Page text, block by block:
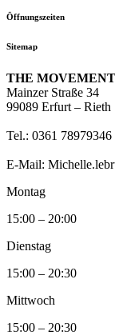
Öffnungszeiten
Sitemap
THE
Mainzer Straße 34
99089 Erfurt – Rieth
Tel.: 0361 78979346
E-Mail:
Montag
15:00 – 20:00
Dienstag
15:00 – 20:30
Mittwoch
15:00 – 20:30